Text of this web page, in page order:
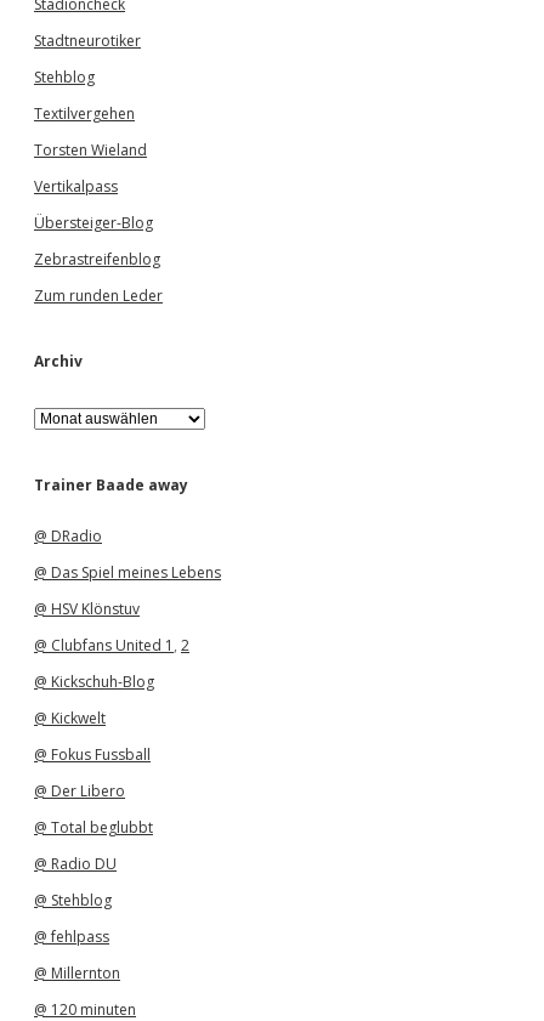
Stadioncheck
Stadtneurotiker
Stehblog
Textilvergehen
Torsten Wieland
Vertikalpass
Übersteiger-Blog
Zebrastreifenblog
Zum runden Leder
Archiv
A
r
h
Trainer Baade away
@ DRadio
@ Das Spiel meines Lebens
@ HSV Klönstuv
@ Clubfans United 1 , 2
@ Kickschuh-Blog
@ Kickwelt
@ Fokus Fussball
@ Der Libero
@ Total beglubbt
@ Radio DU
@ Stehblog
@ fehlpass
@ Millernton
@ 120 minuten